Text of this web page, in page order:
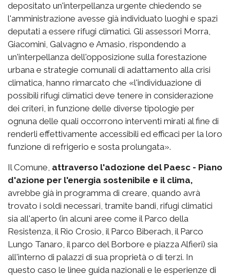
depositato un'interpellanza urgente chiedendo se
l'amministrazione avesse già individuato luoghi e spazi
deputati a essere rifugi climatici. Gli assessori Morra,
Giacomini, Galvagno e Amasio, rispondendo a
un'interpellanza dell'opposizione sulla forestazione
urbana e strategie comunali di adattamento alla crisi
climatica, hanno rimarcato che «l'individuazione di
possibili rifugi climatici deve tenere in considerazione
dei criteri, in funzione delle diverse tipologie per
ognuna delle quali occorrono interventi mirati al fine di
renderli effettivamente accessibili ed efficaci per la loro
funzione di refrigerio e sosta prolungata».
Il Comune, attraverso l'adozione del Paesc - Piano
d'azione per l'energia sostenibile e il clima,
avrebbe già in programma di creare, quando avrà
trovato i soldi necessari, tramite bandi, rifugi climatici
sia all'aperto (in alcuni aree come il Parco della
Resistenza, il Rio Crosio, il Parco Biberach, il Parco
Lungo Tanaro, il parco del Borbore e piazza Alfieri) sia
all'interno di palazzi di sua proprietà o di terzi. In
questo caso le linee guida nazionali e le esperienze di